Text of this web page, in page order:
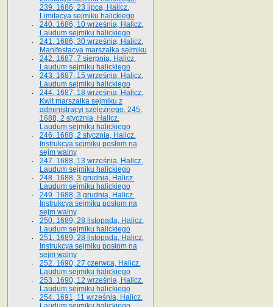
239. 1686, 23 lipca, Halicz.
Limitacya sejmiku halickiego
240. 1686, 10 września, Halicz.
Laudum sejmiku halickiego
241. 1686, 30 września, Halicz.
Manifestacya marszałka sejmiku
242. 1687, 7 sierpnia, Halicz.
Laudum sejmiku halickiego
243. 1687, 15 września, Halicz.
Laudum sejmiku halickiego
244. 1687, 18 września, Halicz.
Kwit marszałka sejmiku z
administracyi szelężnego. 245.
1688, 2 stycznia, Halicz.
Laudum sejmiku halickiego
246. 1688, 2 stycznia, Halicz.
Instrukcya sejmiku posłom na
sejm walny
247. 1688, 13 września, Halicz.
Laudum sejmiku halickiego
248. 1688, 3 grudnia, Halicz.
Laudum sejmiku halickiego
249. 1688, 3 grudnia, Halicz.
Instrukcya sejmiku posłom na
sejm walny
250. 1689, 28 listopada, Halicz.
Laudum sejmiku halickiego
251. 1689, 28 listopada, Halicz.
Instrukcya sejmiku posłom na
sejm walny
252. 1690, 27 czerwca, Halicz.
Laudum sejmiku halickiego
253. 1690, 12 września, Halicz.
Laudum sejmiku halickiego
254. 1691, 11 września, Halicz.